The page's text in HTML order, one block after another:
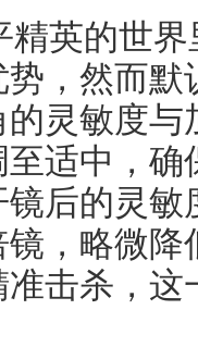
精英的世
势，然而
的灵敏度
至适中，
后的灵
，略微
准击杀，